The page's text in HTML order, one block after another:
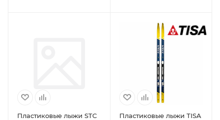
Пластиковые лыжи STC
Пластиковые лыжи TISA